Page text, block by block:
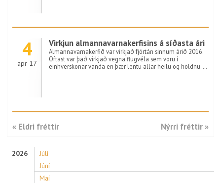
2026
Júlí
Júní
Maí
4
apr 17
Virkjun almannavarnakerfisins á síðasta ári
Almannavarnakerfið var virkjað fjórtán sinnum árið 2016.
Oftast var það virkjað vegna flugvéla sem voru í
einhverskonar vanda en þær lentu allar heilu og höldnu. …
« Eldri fréttir Nýrri fréttir »